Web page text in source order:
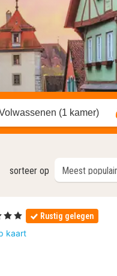
(1 kamer)
sorteer op
Rustig gelegen
kaart